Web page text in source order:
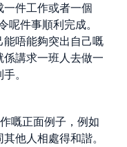
件工作或者一個
件事順利完成。
唔能夠突出自己嘅
講求一班人去做一
。
嘅正面例子，例如
他人相處得和諧。